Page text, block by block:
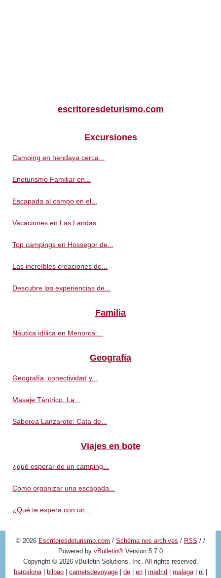
escritoresdeturismo.com
Excursiones
Camping en hendaya cerca...
Enoturismo Familiar en...
Escapada al campo en el...
Vacaciones en Las Landas:...
Top campings en Hossegor de...
Las increíbles creaciones de...
Descubre las experiencias de...
Familia
Náutica idílica en Menorca:...
Geografía
Geografía, conectividad y...
Masaje Tántrico: La...
Saborea Lanzarote: Cata de...
Viajes en bote
¿qué esperar de un camping...
Cómo organizar una escapada...
¿Qué te espera con un...
© 2026 Escritoresdeturismo.com / Schéma nos archives / RSS / /
Powered by vBulletin® Version 5.7.0
Copyright © 2026 vBulletin Solutions, Inc. All rights reserved.
barcelona
bilbao carnetsdevoyage de en madrid malaga nl